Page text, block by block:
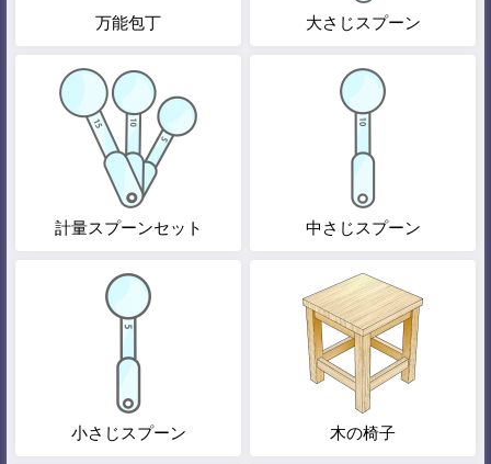
万能包丁 大さじスプーン
計量スプーンセット 中さじスプーン
小さじスプーン 木の椅子